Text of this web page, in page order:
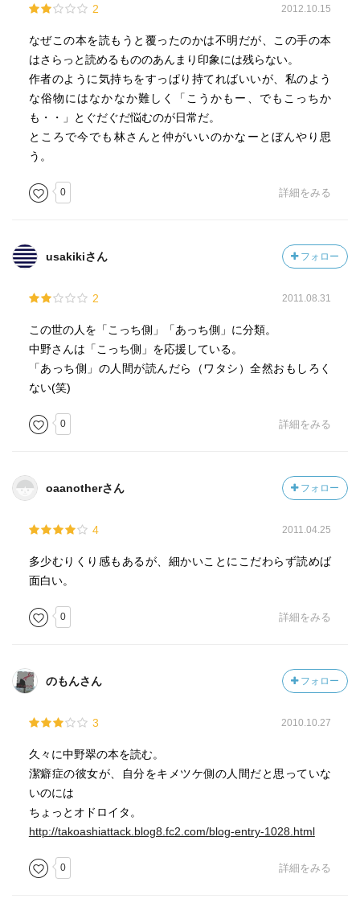
2 2012.10.15
なぜこの本を読もうと覆ったのかは不明だが、この手の本
はさらっと読めるもののあんまり印象には残らない。
作者のように気持ちをすっぱり持てればいいが、私のよう
な俗物にはなかなか難しく「こうかもー、でもこっちか
も・・」とぐだぐだ悩むのが日常だ。
ところで今でも林さんと仲がいいのかなーとぼんやり思
う。
0 詳細をみる
usakikiさん フォロー
2 2011.08.31
この世の人を「こっち側」「あっち側」に分類。
中野さんは「こっち側」を応援している。
「あっち側」の人間が読んだら（ワタシ）全然おもしろく
ない(笑)
0 詳細をみる
oaanotherさん フォロー
4 2011.04.25
多少むりくり感もあるが、細かいことにこだわらず読めば
面白い。
0 詳細をみる
のもんさん フォロー
3 2010.10.27
久々に中野翠の本を読む。
潔癖症の彼女が、自分をキメツケ側の人間だと思っていな
いのには
ちょっとオドロイタ。
http://takoashiattack.blog8.fc2.com/blog-entry-1028.html
0 詳細をみる